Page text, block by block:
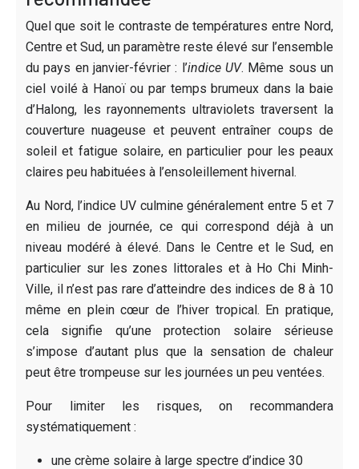
Quel que soit le contraste de températures entre Nord,
Centre et Sud, un paramètre reste élevé sur l’ensemble
du pays en janvier-février : l’indice UV. Même sous un
ciel voilé à Hanoï ou par temps brumeux dans la baie
d’Halong, les rayonnements ultraviolets traversent la
couverture nuageuse et peuvent entraîner coups de
soleil et fatigue solaire, en particulier pour les peaux
claires peu habituées à l’ensoleillement hivernal.
Au Nord, l’indice UV culmine généralement entre 5 et 7
en milieu de journée, ce qui correspond déjà à un
niveau modéré à élevé. Dans le Centre et le Sud, en
particulier sur les zones littorales et à Ho Chi Minh-
Ville, il n’est pas rare d’atteindre des indices de 8 à 10
même en plein cœur de l’hiver tropical. En pratique,
cela signifie qu’une protection solaire sérieuse
s’impose d’autant plus que la sensation de chaleur
peut être trompeuse sur les journées un peu ventées.
Pour limiter les risques, on recommandera
systématiquement :
une crème solaire à large spectre d’indice 30